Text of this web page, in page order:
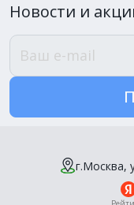
Новости и
г.Москва,